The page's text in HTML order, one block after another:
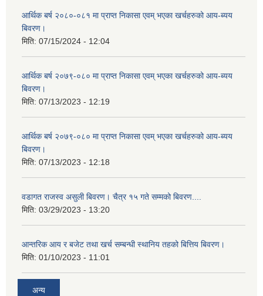
आर्थिक बर्ष २०८०-०८१ मा प्राप्त निकासा एवम् भएका खर्चहरुको आय-ब्यय
बिवरण।
मिति: 07/15/2024 - 12:04
आर्थिक बर्ष २०७९-०८० मा प्राप्त निकासा एवम् भएका खर्चहरुको आय-ब्यय
बिवरण।
मिति: 07/13/2023 - 12:19
आर्थिक बर्ष २०७९-०८० मा प्राप्त निकासा एवम् भएका खर्चहरुको आय-ब्यय
बिवरण।
मिति: 07/13/2023 - 12:18
वडागत राजस्व असुली बिवरण। चैत्र १५ गते सम्मको बिवरण....
मिति: 03/29/2023 - 13:20
आन्तरिक आय र बजेट तथा खर्च सम्बन्धी स्थानिय तहको बित्तिय बिवरण।
मिति: 01/10/2023 - 11:01
अन्य